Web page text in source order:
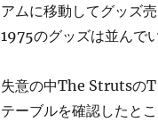
アムに移動してグッズ
1975のグッズは並んで
失意の中The StrutsのT
テーブルを確認したと